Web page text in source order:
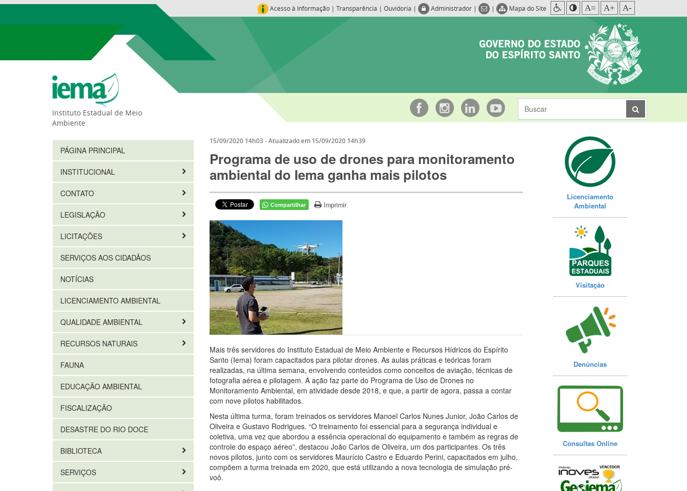
Acesso à Informação | Transparência | Ouvidoria | Administrador | | Mapa do Site A= A+ A-
Instituto Estadual de Meio
Ambiente
PÁGINA PRINCIPAL
INSTITUCIONAL
CONTATO
LEGISLAÇÃO
LICITAÇÕES
SERVIÇOS AOS CIDADÃOS
NOTÍCIAS
LICENCIAMENTO AMBIENTAL
QUALIDADE AMBIENTAL
RECURSOS NATURAIS
FAUNA
EDUCAÇÃO AMBIENTAL
FISCALIZAÇÃO
DESASTRE DO RIO DOCE
BIBLIOTECA
SERVIÇOS
15/09/2020 14h03- Atualizado em 15/09/2020 14h39
Programa de uso de drones para monitoramento
ambiental do Iema ganha mais pilotos
Compartilhar Imprimir
Mais três servidores do Instituto Estadual de Meio Ambiente e Recursos Hídricos do Espírito
Santo (Iema) foram capacitados para pilotar drones. As aulas práticas e teóricas foram
realizadas, na última semana, envolvendo conteúdos como conceitos de aviação, técnicas de
fotografia aérea e pilotagem. A ação faz parte do Programa de Uso de Drones no
Monitoramento Ambiental, em atividade desde 2018, e que, a partir de agora, passa a contar
com nove pilotos habilitados.
Nesta última turma, foram treinados os servidores Manoel Carlos Nunes Junior, João Carlos de
Oliveira e Gustavo Rodrigues. “O treinamento foi essencial para a segurança individual e
coletiva, uma vez que abordou a essência operacional do equipamento e também as regras de
controle do espaço aéreo”, destacou João Carlos de Oliveira, um dos participantes. Os três
novos pilotos, junto com os servidores Maurício Castro e Eduardo Perini, capacitados em julho,
compõem a turma treinada em 2020, que está utilizando a nova tecnologia de simulação pré-
voô.
Licenciamento
Ambiental
Visitação
Denúncias
Consultas Online